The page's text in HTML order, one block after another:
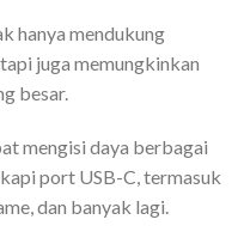
hanya mendukung
juga memungkinkan
besar.
mengisi daya berbagai
port USB-C, termasuk
dan banyak lagi.